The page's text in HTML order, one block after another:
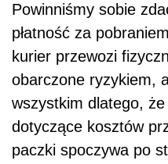
Powinniśmy sobie
płatność za
kurier przewozi
obarczone ryzykiem,
wszystkim dlatego,
dotyczące kosztów
paczki spoczywa po